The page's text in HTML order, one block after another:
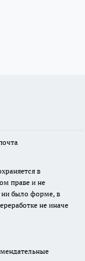
в
праве и не
ни было форме, в
не иначе